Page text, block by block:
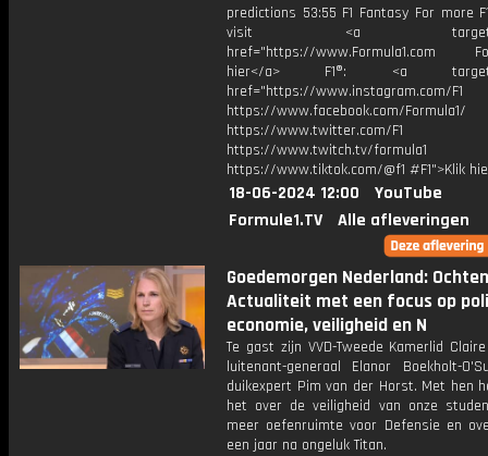
predictions 53:55 F1 Fantasy For more
visit <a
href="https://www.Formula1.com
hier</a> F1®: <a
href="https://www.instagram.com/F1
https://www.facebook.com/Formula1/
https://www.twitter.com/F1
https://www.twitch.tv/formula1
https://www.tiktok.com/@f1 #F1">Klik
18-06-2024 12:00
YouTube
Formule1.TV
Alle afleveringen
Goedemorgen Nederland:
Actualiteit met een focus op
economie, veiligheid en N
Te gast zijn VVD-Tweede Kamerlid
luitenant-generaal Elanor Boekholt-
duikexpert Pim van der Horst. Met hen
het over de veiligheid van onze
meer oefenruimte voor Defensie en
een jaar na ongeluk Titan.